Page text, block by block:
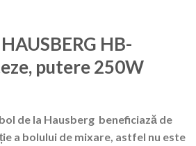
HB-
putere 250W
de la Hausberg beneficiază de
a bolului de mixare, astfel nu este